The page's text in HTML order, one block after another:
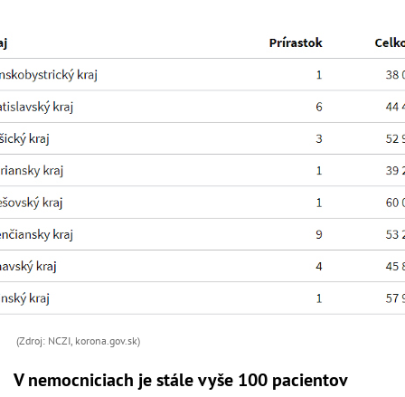
(Zdroj: NCZI, korona.gov.sk)
V nemocniciach je stále vyše 100 pacientov